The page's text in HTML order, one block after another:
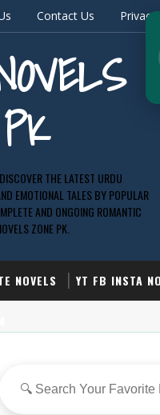
Contact Us
THE LATEST URDU
EMOTIONAL TALES BY POPULAR
AND ONGOING ROMANTIC
ZONE PK.
NOVELS YT FB INSTA